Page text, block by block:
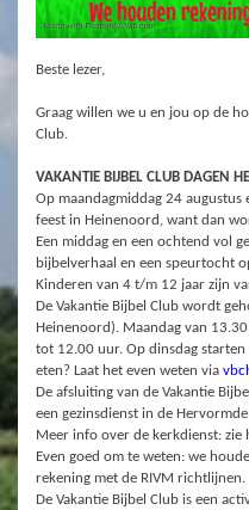
Beste lezer,
Graag willen we u en jou op de
Club.
VAKANTIE BIJBEL CLUB DAGEN
Op maandagmiddag 24
feest in Heinenoord, want dan
Een middag en een ochtend vol
bijbelverhaal en een speurtocht
Kinderen van 4 t/m 12 jaar zijn
De Vakantie Bijbel Club wordt
Heinenoord). Maandag van
tot 12.00 uur. Op dinsdag
eten? Laat het even weten via
De afsluiting van de Vakantie
een gezinsdienst in de
Meer info over de kerkdienst: zie
Even goed om te weten: we
rekening met de RIVM richtlijnen.
De Vakantie Bijbel Club is een